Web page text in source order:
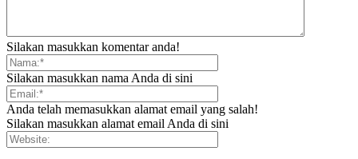
Silakan masukkan komentar anda!
Silakan masukkan nama Anda di sini
Anda telah memasukkan alamat email yang salah!
Silakan masukkan alamat email Anda di sini